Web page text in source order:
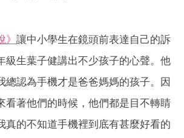
》 讓中小學生在鏡頭前表達自己的訴
級生葉子健講出不少孩子的心聲。他
總認為手機才是爸爸媽媽的孩子。因
看著他們的時候，他們都是目不轉睛
真的不知道手機裡到底有甚麼好看的